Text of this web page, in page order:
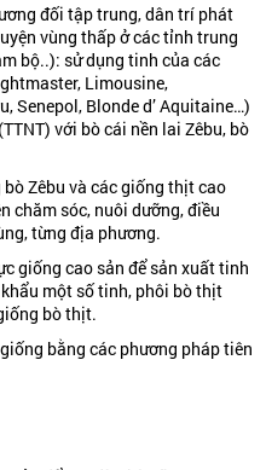
đối tập trung, dân trí phát
vùng thấp ở các tỉnh trung
bộ..): sử dụng tinh của các
Limousine,
Senepol, Blonde d’ Aquitaine…)
với bò cái nền lai Zêbu, bò
Zêbu và các giống thịt cao
chăm sóc, nuôi dưỡng, điều
từng địa phương.
giống cao sản để sản xuất tinh
một số tinh, phôi bò thịt
bò thịt.
bằng các phương pháp tiên